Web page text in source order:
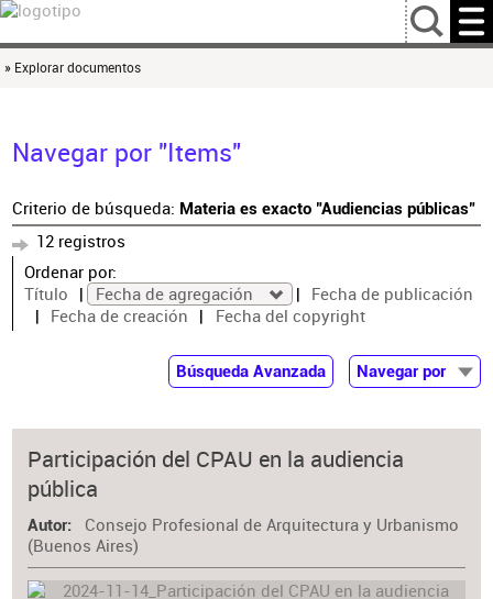
…
» Explorar documentos
Navegar por "Items"
Criterio de búsqueda: Materia es exacto "Audiencias públicas"
12 registros
Ordenar por:
Título
Fecha de agregación
Fecha de publicación
Fecha de creación
Fecha del copyright
Búsqueda Avanzada
Navegar por
Autor
Colaborador
Participación del CPAU en la audiencia
pública
Autor
Consejo Profesional de Arquitectura y Urbanismo
(Buenos Aires)